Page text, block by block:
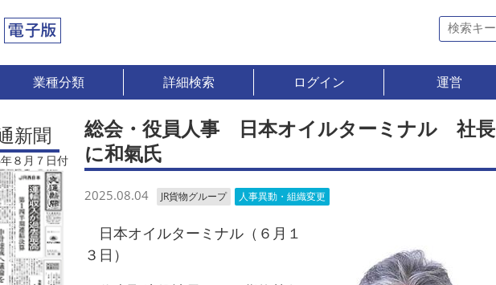
業種分類 詳細検索 ログイン 運営
新聞
８月７日付
総会・役員人事 日本オイルターミナル 社長
に和氣氏
2025.08.04 JR貨物グループ 人事異動・組織変更
日本オイルターミナル（６月１
３日）